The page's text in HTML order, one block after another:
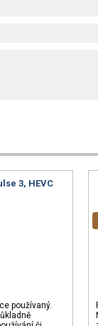
3, HEVC
používaný.